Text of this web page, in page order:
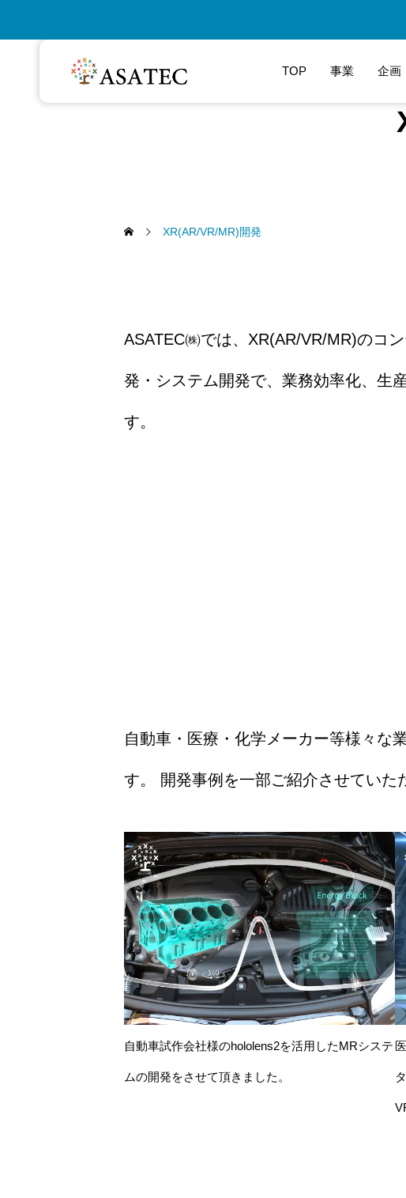
TOP 事業 企画
XR(AR/VR/MR)開発
ASATEC㈱では、XR(AR/VR/MR)のコ
発・システム開発で、業務効率化、生
す。
自動車・医療・化学メーカー等様々な
す。 開発事例を一部ご紹介させていた
自動車試作会社様のhololens2を活用したMRシステ
ムの開発をさせて頂きました。